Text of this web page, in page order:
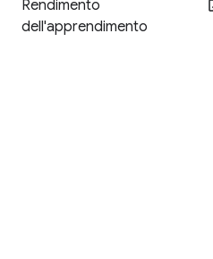
Rendimento
dell'apprendimento